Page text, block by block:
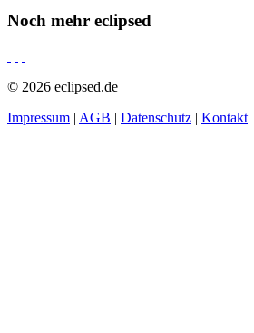
Noch mehr eclipsed
© 2026 eclipsed.de
Impressum | AGB | Datenschutz | Kontakt